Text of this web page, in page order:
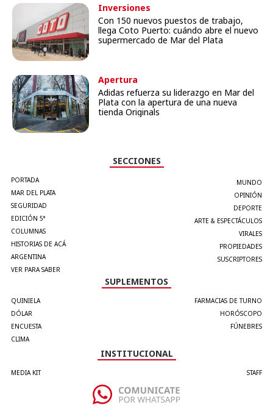
Inversiones
Con 150 nuevos puestos de trabajo,
llega Coto Puerto: cuándo abre el nuevo
supermercado de Mar del Plata
Apertura
Adidas refuerza su liderazgo en Mar del
Plata con la apertura de una nueva
tienda Originals
SECCIONES
PORTADA
MAR DEL PLATA
SEGURIDAD
EDICIÓN 5°
COLUMNAS
HISTORIAS DE ACÁ
ARGENTINA
VER PARA SABER
MUNDO
OPINIÓN
DEPORTE
ARTE & ESPECTÁCULOS
VIRALES
PROPIEDADES
SUSCRIPTORES
SUPLEMENTOS
QUINIELA
DÓLAR
ENCUESTA
CLIMA
FARMACIAS DE TURNO
HORÓSCOPO
FÚNEBRES
INSTITUCIONAL
MEDIA KIT STAFF